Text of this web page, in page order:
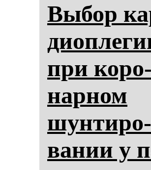
Вы­бор
при ко­ро­
нар­ном
шун­ти­ро­
ва­нии у